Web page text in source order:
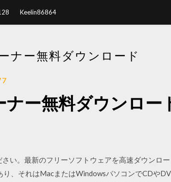
Keelin86864
ナー無料ダウンロード
ー無料ダウンロー
い。最新のフリーソフトウェアを高速ダウンロ
、それはMacまたはWindowsパソコンでCDや